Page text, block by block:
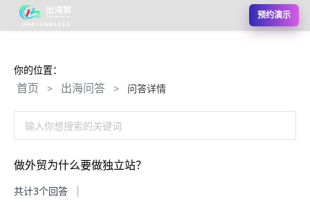
预约演示
你的位置：
首页 > 出海问答 > 问答详情
输入你想搜索的关键词
做外贸为什么要做独立站？
共计3个回答